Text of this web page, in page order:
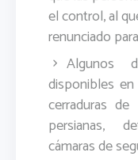
el control, al
renunciado
Algunos
disponibles
cerraduras
persianas,
cámaras de